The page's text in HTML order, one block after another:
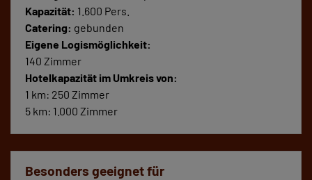
Kapazität: 1.600 Pers.
Catering: gebunden
Eigene Logismöglichkeit:
140 Zimmer
Hotelkapazität im Umkreis von:
1 km: 250 Zimmer
5 km: 1.000 Zimmer
Besonders geeignet für